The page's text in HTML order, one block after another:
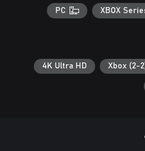
War has come to Kasalli. As
discover an ancient
battle in a continent ravaged by
to earn perks and unlock
your
XBOX
PC
4K Ultra HD